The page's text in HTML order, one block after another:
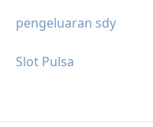
pengeluaran sdy
Slot Pulsa